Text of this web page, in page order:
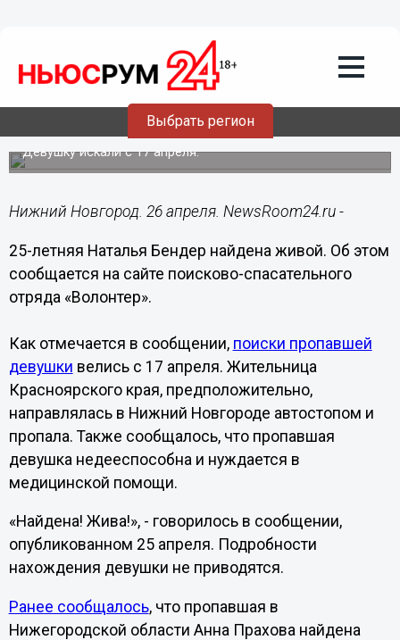
Выбрать регион
26.04.201811:06
Пропавшую Наталью Бендер нашли
Девушку искали с 17 апреля.
Нижний Новгород. 26 апреля. NewsRoom24.ru -
25-летняя Наталья Бендер найдена живой. Об этом
сообщается на сайте поисково-спасательного
отряда «Волонтер».
Как отмечается в сообщении, поиски пропавшей
девушки велись с 17 апреля. Жительница
Красноярского края, предположительно,
направлялась в Нижний Новгороде автостопом и
пропала. Также сообщалось, что пропавшая
девушка недееспособна и нуждается в
медицинской помощи.
«Найдена! Жива!», - говорилось в сообщении,
опубликованном 25 апреля. Подробности
нахождения девушки не приводятся.
Ранее сообщалось, что пропавшая в
Нижегородской области Анна Прахова найдена